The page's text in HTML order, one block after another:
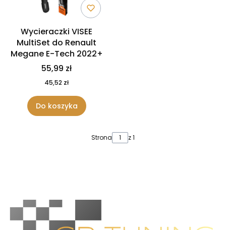
Wycieraczki VISEE
MultiSet do Renault
Megane E-Tech 2022+
55,99 zł
45,52 zł
Do koszyka
Strona z 1